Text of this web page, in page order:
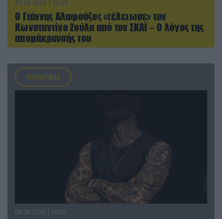
07.08.2026 | 20:02
Ο Γιάννης Αλαφούζος «τέλειωσε» τον
Κωνσταντίνο Ζούλα από τον ΣΚΑΪ – Ο λόγος της
απομάκρυνσής του
ΠΟΛΙΤΙΚΗ
08.08.2026 | 09:02